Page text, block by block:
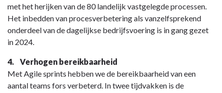
met het herijken van de 80 landelijk vastgelegde processen.
Het inbedden van procesverbetering als vanzelfsprekend
onderdeel van de dagelijkse bedrijfsvoering is in gang gezet
in 2024.
4. Verhogen bereikbaarheid
Met Agile sprints hebben we de bereikbaarheid van een
aantal teams fors verbeterd. In twee tijdvakken is de